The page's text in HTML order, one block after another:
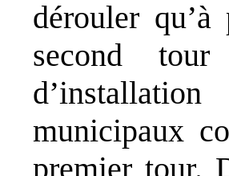
dérouler
second
municipaux
premier tour.